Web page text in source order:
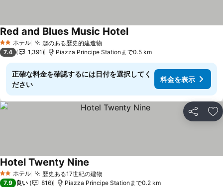
2 ホテルのランク
ホテル 趣のある歴史的建造物
Red and Blues Music Hotel
7.4 1,391 Piazza Principe Stationまで0.5 km
正確な料金を確認するには日付を選択してく
ださい
料金を表示
シェア お
2 ホテルのランク
ホテル 歴史ある17世紀の建物
Hotel Twenty Nine
7.9 良い 816 Piazza Principe Stationまで0.2 km